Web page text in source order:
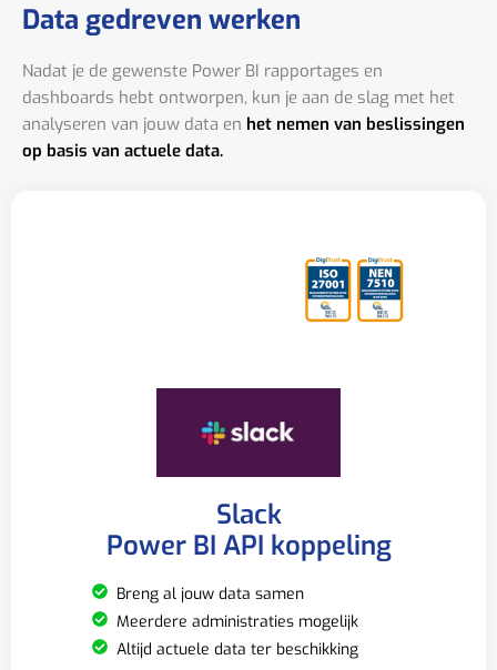
Data gedreven werken
Nadat je de gewenste Power BI rapportages en
dashboards hebt ontworpen, kun je aan de slag met het
analyseren van jouw data en het nemen van beslissingen
op basis van actuele data.
Slack
Power BI API koppeling
Breng al jouw data samen
Meerdere administraties mogelijk
Altijd actuele data ter beschikking